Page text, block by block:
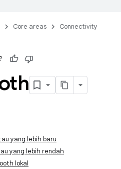
Core areas
Connectivity
yang lebih baru
yang lebih rendah
lokal